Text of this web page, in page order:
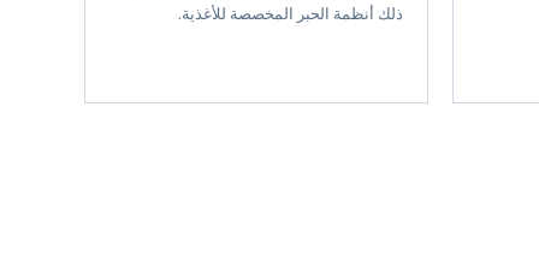
ذلك أنظمة الحبر المخصصة للأغذية.